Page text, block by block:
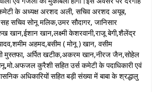
कमेटी के अध्यक्ष अरशद अली, सचिव अरशद अयूब,
सचिव सोनू मलिक,उमर सौदागर, जानिसार
खान,ईशान खान,लक्ष्मी केशरवानी,राजू बेगी,शैलेंद्र
अहमद,बसीम ( मोनू ) खान, वसीम
मुस्तफा, अर्पित खटीक,अकरम खान,नीरज जैन,सोहेल
कुरैशी सहित उर्स कमेटी के पदाधिकारी एवं
अधिकारियों सहित बड़ी संख्या में बाबा के श्रद्धालु